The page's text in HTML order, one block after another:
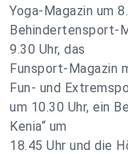
Yoga-Magazin um
Behindertensport-
9.30 Uhr, das
Funsport-Magazin
Fun- und
um 10.30 Uhr, ein
Kenia“ um
18.45 Uhr und die